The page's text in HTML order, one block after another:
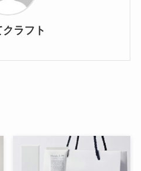
ラフト